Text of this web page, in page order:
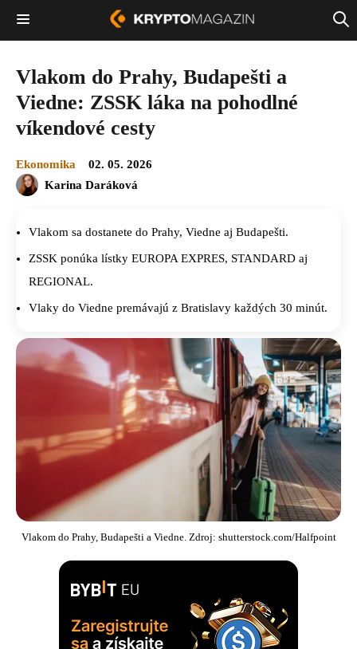
Vlakom do Prahy, Budapešti a
Viedne: ZSSK láka na pohodlné
víkendové cesty
Ekonomika
02. 05. 2026
Karina Daráková
Vlakom sa dostanete do Prahy, Viedne aj Budapešti.
ZSSK ponúka lístky EUROPA EXPRES, STANDARD aj
REGIONAL.
Vlaky do Viedne premávajú z Bratislavy každých 30 minút.
Vlakom do Prahy, Budapešti a Viedne. Zdroj: shutterstock.com/Halfpoint